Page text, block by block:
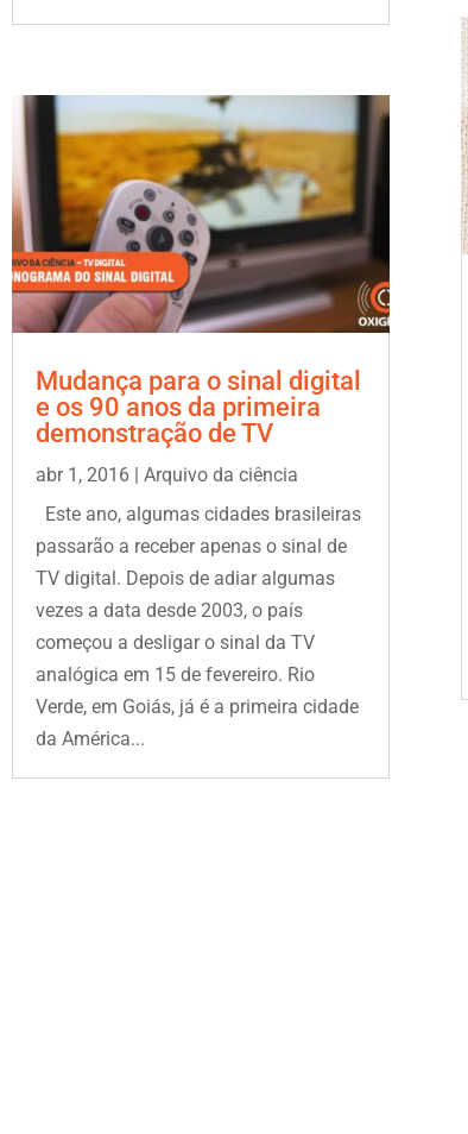
Mudança para o sinal digital
e os 90 anos da primeira
demonstração de TV
abr 1, 2016| Arquivo da ciência
Este ano, algumas cidades brasileiras
passarão a receber apenas o sinal de
TV digital. Depois de adiar algumas
vezes a data desde 2003, o país
começou a desligar o sinal da TV
analógica em 15 de fevereiro. Rio
Verde, em Goiás, já é a primeira cidade
da América...